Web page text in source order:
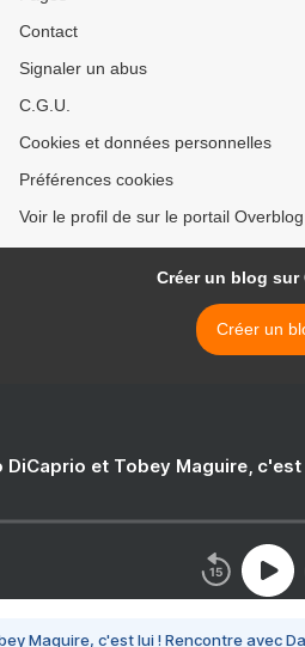
Contact
Signaler un abus
C.G.U.
Cookies et données personnelles
Préférences cookies
Voir le profil de sur le portail Overblog
Créer un blog sur
Créer un
DiCaprio et Tobey Maguire,
Maguire, c'est lui ! Rencontre avec